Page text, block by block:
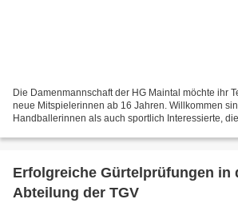
Die Damenmannschaft der HG Maintal möchte ihr
neue Mitspielerinnen ab 16 Jahren. Willkommen
Handballerinnen als auch sportlich Interessierte,
Erfolgreiche Gürtelprüfungen in
Abteilung der TGV